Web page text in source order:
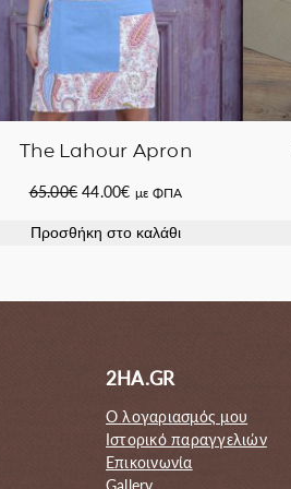
The Lahour Apron
65.00€ Original
was:
44.00€Η
τιμή
με ΦΠΑ
Προσθήκη στο καλάθι
2HA.GR
Ο λογαριασμός μου
Ιστορικό παραγγελιών
Επικοινωνία
Gallery